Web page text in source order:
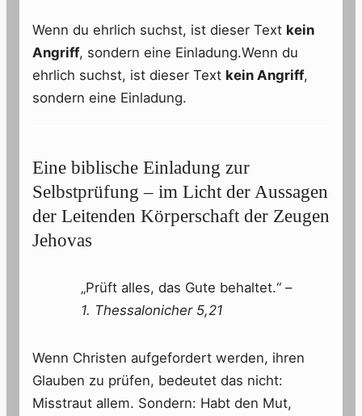
Wenn du ehrlich suchst, ist dieser Text kein
Angriff, sondern eine Einladung.Wenn du
ehrlich suchst, ist dieser Text kein Angriff,
sondern eine Einladung.
Eine biblische Einladung zur
Selbstprüfung – im Licht der Aussagen
der Leitenden Körperschaft der Zeugen
Jehovas
„Prüft alles, das Gute behaltet.“ –
1. Thessalonicher 5,21
Wenn Christen aufgefordert werden, ihren
Glauben zu prüfen, bedeutet das nicht:
Misstraut allem. Sondern: Habt den Mut,